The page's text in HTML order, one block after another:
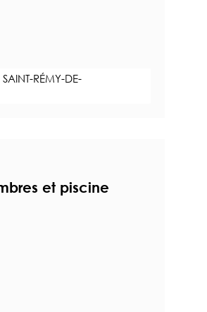
RÉMY-DE-
et piscine